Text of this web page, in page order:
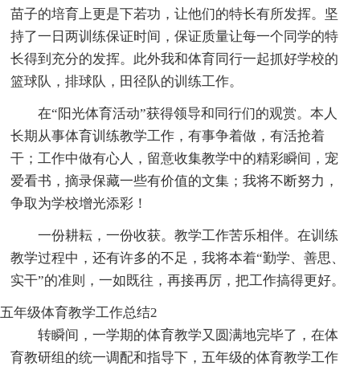
苗子的培育上更是下若功，让他们的特长有所发挥。坚
持了一日两训练保证时间，保证质量让每一个同学的特
长得到充分的发挥。此外我和体育同行一起抓好学校的
篮球队，排球队，田径队的训练工作。
在“阳光体育活动”获得领导和同行们的观赏。本人
长期从事体育训练教学工作，有事争着做，有活抢着
干；工作中做有心人，留意收集教学中的精彩瞬间，宠
爱看书，摘录保藏一些有价值的文集；我将不断努力，
争取为学校增光添彩！
一份耕耘，一份收获。教学工作苦乐相伴。在训练
教学过程中，还有许多的不足，我将本着“勤学、善思、
实干”的准则，一如既往，再接再厉，把工作搞得更好。
五年级体育教学工作总结2
转瞬间，一学期的体育教学又圆满地完毕了，在体
育教研组的统一调配和指导下，五年级的体育教学工作